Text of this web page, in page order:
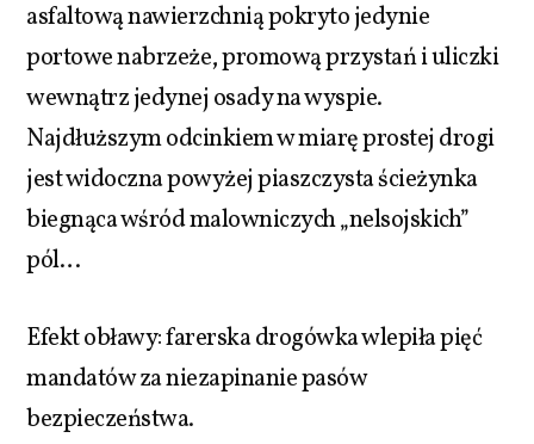
asfaltową nawierzchnią pokryto jedynie
portowe nabrzeże, promową przystań i uliczki
wewnątrz jedynej osady na wyspie.
Najdłuższym odcinkiem w miarę prostej drogi
jest widoczna powyżej piaszczysta ścieżynka
biegnąca wśród malowniczych „nelsojskich”
pól…
Efekt obławy: farerska drogówka wlepiła pięć
mandatów za niezapinanie pasów
bezpieczeństwa.